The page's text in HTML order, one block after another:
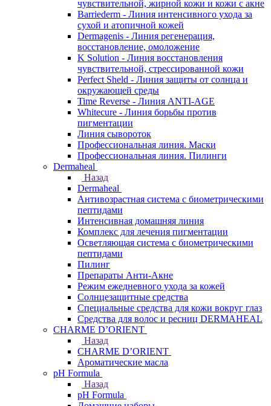
чувствительной, жирной кожи и кожи с акне
Barriederm - Линия интенсивного ухода за
сухой и атопичной кожей
Dermagenis - Линия регенерация,
восстановление, омоложение
K Solution - Линия восстановления
чувствительной, стрессированной кожи
Perfect Sheld - Линия защиты от солнца и
окружающей среды
Time Reverse - Линия ANTI-AGE
Whitecure - Линия борьбы против
пигментации
Линия сывороток
Профессиональная линия. Маски
Профессиональная линия. Пилинги
Dermaheal
Назад
Dermaheal
Антивозрастная система с биометрическими
пептидами
Интенсивная домашняя линия
Комплекс для лечения пигментации
Осветляющая система с биометрическими
пептидами
Пилинг
Препараты Анти-Акне
Режим ежедневного ухода за кожей
Солнцезащитные средства
Специальные средства для кожи вокруг глаз
Средства для волос и ресниц DERMAHEAL
CHARME D’ORIENT
Назад
CHARME D’ORIENT
Ароматические масла
pH Formula
Назад
pH Formula